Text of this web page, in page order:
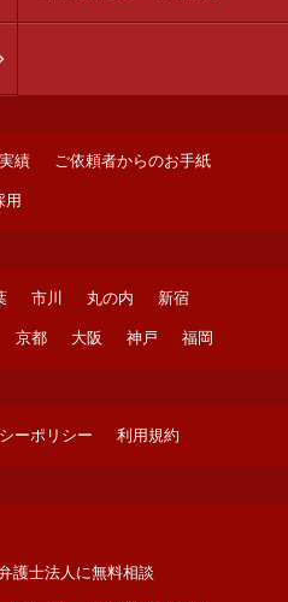
績 ご依頼者からのお手紙
用
市川 丸の内 新宿
京都 大阪 神戸 福岡
ーポリシー 利用規約
護士法人に無料相談